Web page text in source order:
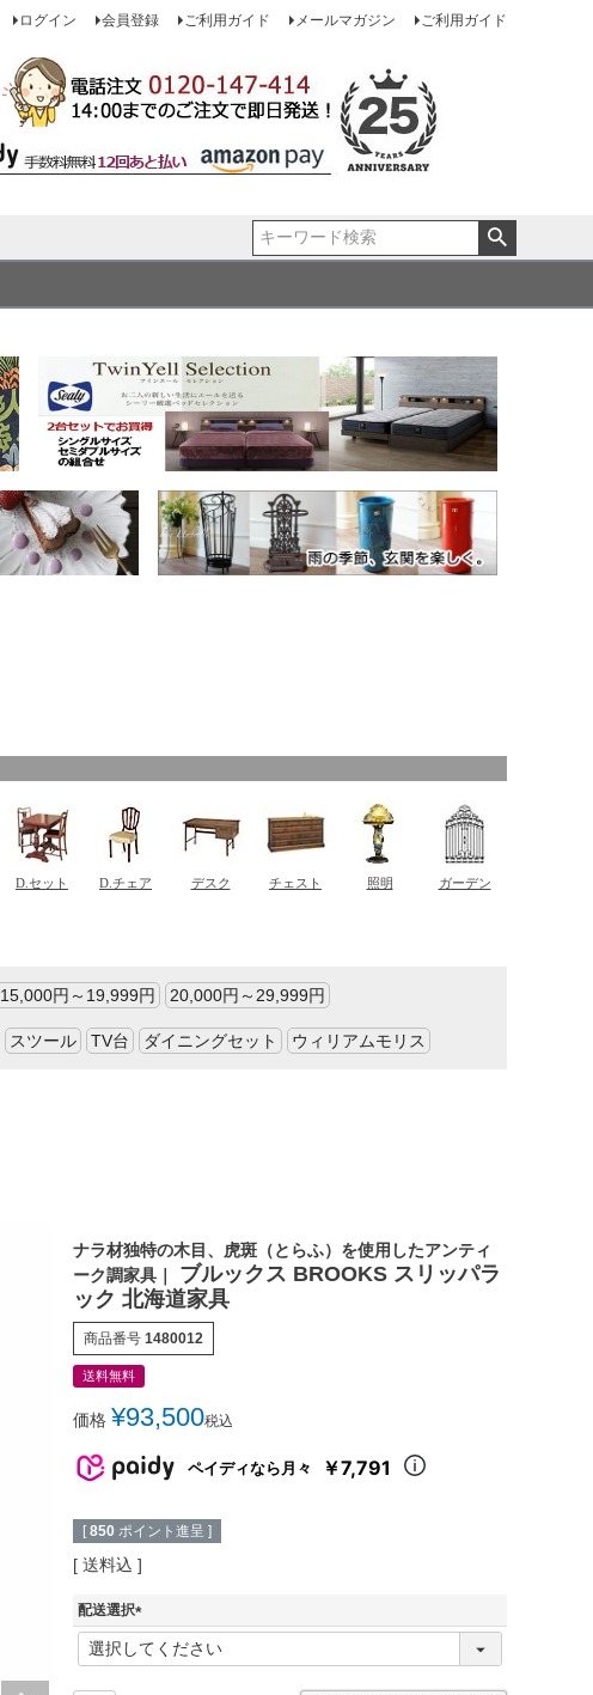
ログイン 会員登録 ご利用ガイド メールマガジン ご利用ガイド
15,000円～19,999円 20,000円～29,999円
スツール TV台 ダイニングセット ウィリアムモリス
ナラ材独特の木目、虎斑（とらふ）を使用したアンティ
ーク調家具｜
ブルックス BROOKS スリッパラ
ック 北海道家具
商品番号 1480012
送料無料
価格 ¥93,500税込
ペイディなら月々 ￥7,791
[ 850 ポイント進呈 ]
送料込
配送選択
(
必